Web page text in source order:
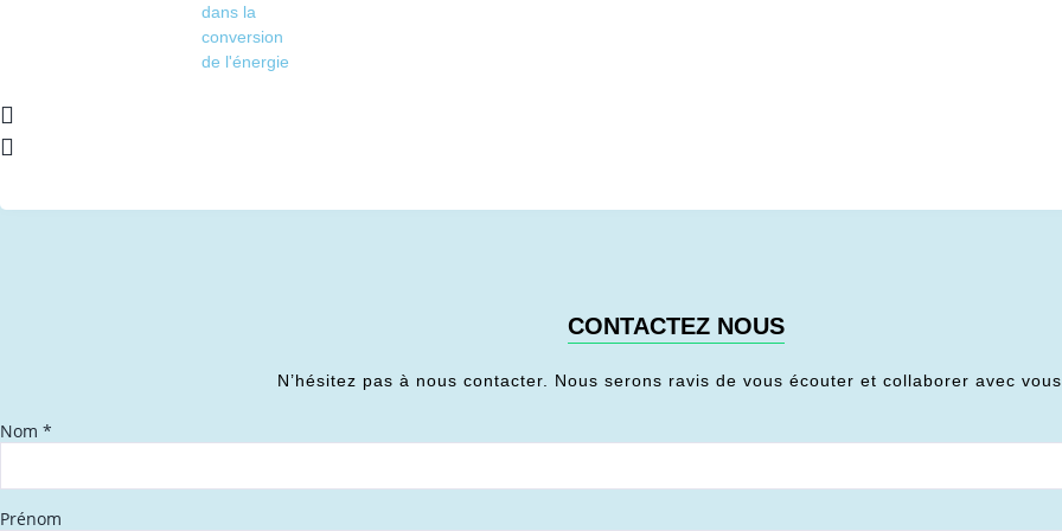
dans la
conversion
de l'énergie
CONTACTEZ NOUS
N’hésitez pas à nous contacter. Nous serons ravis de vous écouter et collaborer avec
Nom *
Prénom